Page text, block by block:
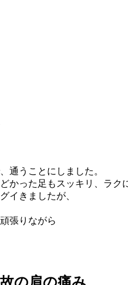
通うことにしました。
かった足もスッキリ、ラク
イきましたが、
張りながら